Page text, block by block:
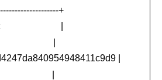
+
|